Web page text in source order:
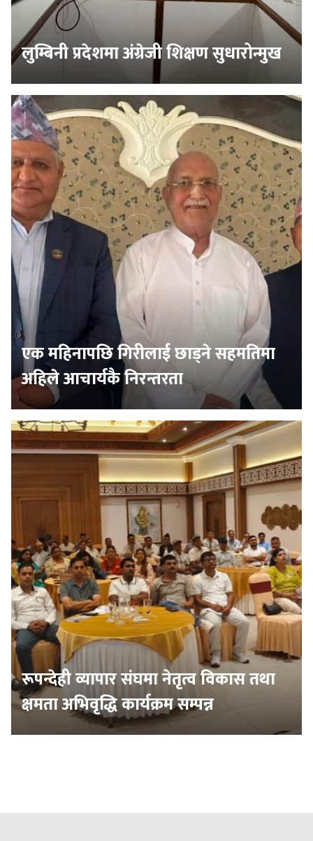
लुम्बिनी प्रदेशमा अंग्रेजी शिक्षण सुधारोन्मुख
एक महिनापछि गिरीलाई छाड्ने सहमतिमा
अहिले आचार्यकै निरन्तरता
रूपन्देही व्यापार संघमा नेतृत्व विकास तथा
क्षमता अभिवृद्धि कार्यक्रम सम्पन्न